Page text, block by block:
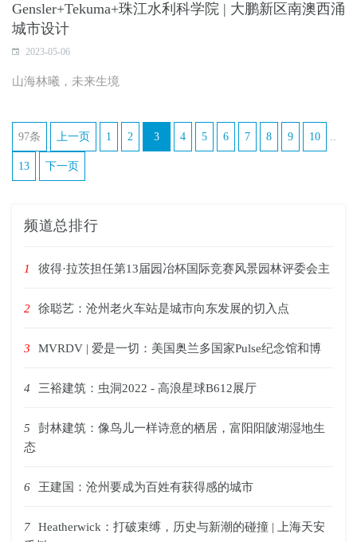
Gensler+Tekuma+珠江水利科学院 | 大鹏新区南澳西涌
城市设计
2023-05-06
山海林曦，未来生境
97条 上一页 1 2 3 4 5 6 7 8 9 10 ..
13 下一页
频道总排行
1 彼得·拉茨担任第13届园冶杯国际竞赛风景园林评委会主
2 徐聪艺：沧州老火车站是城市向东发展的切入点
3 MVRDV | 爱是一切：美国奥兰多国家Pulse纪念馆和博
4 三裕建筑：虫洞2022 - 高浪星球B612展厅
5
尌林建筑：像鸟儿一样诗意的栖居，富阳阳陂湖湿地生
态
6 王建国：沧州要成为百姓有获得感的城市
7
Heatherwick：打破束缚，历史与新潮的碰撞 | 上海天安